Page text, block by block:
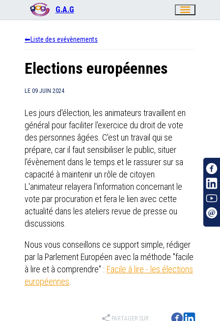
G.A.G menu
Liste des evévènements
Elections européennes
LE 09 JUIN 2024
Les jours d'élection, les animateurs travaillent en
général pour faciliter l'exercice du droit de vote
des personnes âgées. C'est un travail qui se
prépare, car il faut sensibiliser le public, situer
l'évènement dans le temps et le rassurer sur sa
capacité à maintenir un rôle de citoyen.
L'animateur relayera l'information concernant le
vote par procuration et fera le lien avec cette
actualité dans les ateliers revue de presse ou
discussions.
Nous vous conseillons ce support simple, rédiger
par la Parlement Européen avec la méthode "facile
à lire et à comprendre" : Facile à lire - les élections
européennes
share PARTAGER SUR :